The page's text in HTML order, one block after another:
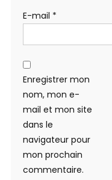
E-mail *
Enregistrer mon
nom, mon e-
mail et mon site
dans le
navigateur pour
mon prochain
commentaire.